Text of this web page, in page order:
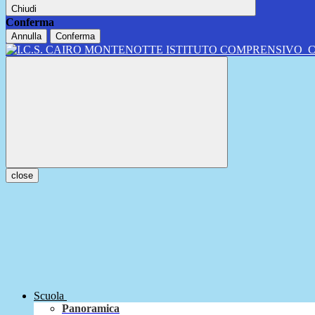
Chiudi
Conferma
Annulla Conferma
ISTITUTO COMPRENSIVO
close
Scuola
Panoramica